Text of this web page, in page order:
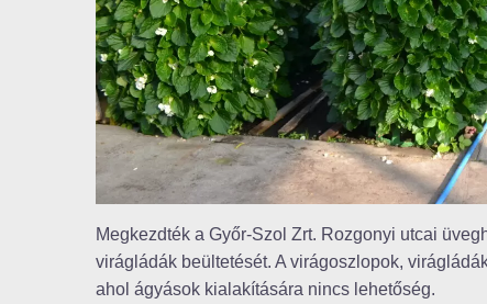
Megkezdték a Győr-Szol Zrt. Rozgonyi utcai
virágládák beültetését. A virágoszlopok,
ahol ágyások kialakítására nincs lehetőség.